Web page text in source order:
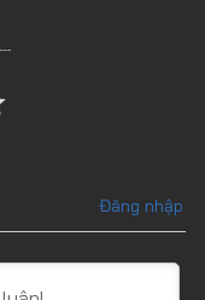
Đăng nhập